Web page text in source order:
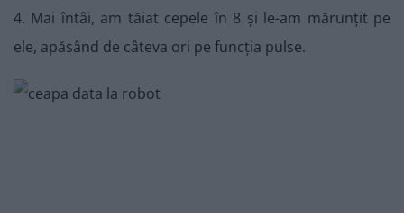
4. Mai întâi, am tăiat cepele în 8 și le-am mărunțit pe
ele, apăsând de câteva ori pe funcția pulse.